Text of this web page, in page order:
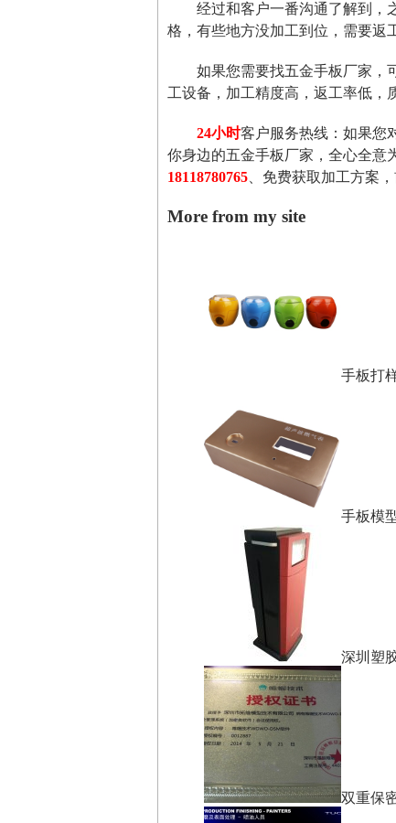
经过和客户一番沟通了解到，
格，有些地方没加工到位，需要返
如果您需要找五金手板厂家，
工设备，加工精度高，返工率低，
24小时客户服务热线：如果您
你身边的五金手板厂家，全心全意
18118780765 、免费获取加工方案
More from my site
手板打
手板模
深圳塑
双重保